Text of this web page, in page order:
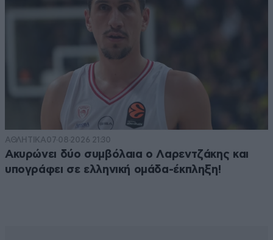
ΑΘΛΗΤΙΚΑ07·08·2026 21:30
Ακυρώνει δύο συμβόλαια ο Λαρεντζάκης και
υπογράφει σε ελληνική ομάδα-έκπληξη!